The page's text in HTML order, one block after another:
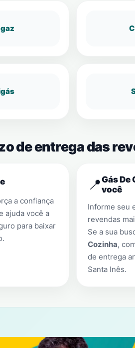
de entrega das
a confiança
ajuda você a
para baixar
📍Gás De
você
Informe seu
revendas
Se a sua
Cozinha,
de entrega
Santa Inês.